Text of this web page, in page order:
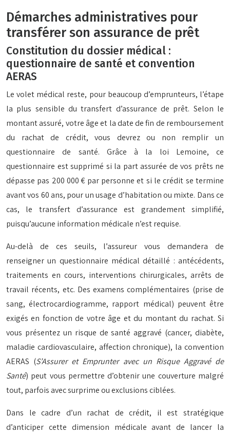
Démarches administratives pour
transférer son assurance de prêt
Constitution du dossier médical :
questionnaire de santé et convention
AERAS
Le volet médical reste, pour beaucoup d’emprunteurs, l’étape
la plus sensible du transfert d’assurance de prêt. Selon le
montant assuré, votre âge et la date de fin de remboursement
du rachat de crédit, vous devrez ou non remplir un
questionnaire de santé. Grâce à la loi Lemoine, ce
questionnaire est supprimé si la part assurée de vos prêts ne
dépasse pas 200 000 € par personne et si le crédit se termine
avant vos 60 ans, pour un usage d’habitation ou mixte. Dans ce
cas, le transfert d’assurance est grandement simplifié,
puisqu’aucune information médicale n’est requise.
Au-delà de ces seuils, l’assureur vous demandera de
renseigner un questionnaire médical détaillé : antécédents,
traitements en cours, interventions chirurgicales, arrêts de
travail récents, etc. Des examens complémentaires (prise de
sang, électrocardiogramme, rapport médical) peuvent être
exigés en fonction de votre âge et du montant du rachat. Si
vous présentez un risque de santé aggravé (cancer, diabète,
maladie cardiovasculaire, affection chronique), la convention
AERAS (S’Assurer et Emprunter avec un Risque Aggravé de
Santé) peut vous permettre d’obtenir une couverture malgré
tout, parfois avec surprime ou exclusions ciblées.
Dans le cadre d’un rachat de crédit, il est stratégique
d’anticiper cette dimension médicale avant de lancer la